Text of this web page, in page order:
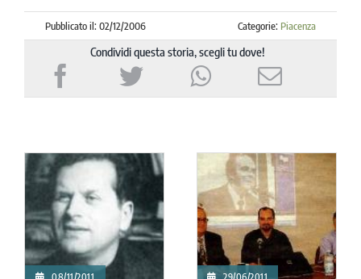
Pubblicato il: 02/12/2006 Categorie: Piacenza
Condividi questa storia, scegli tu dove!